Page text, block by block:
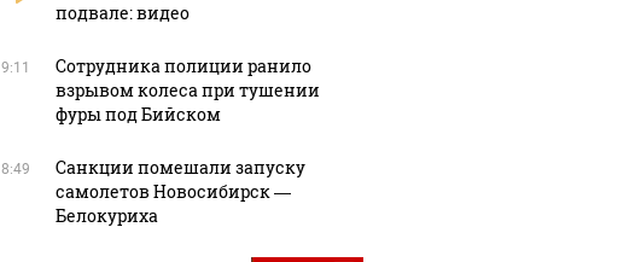
подвале: видео
9:11
Сотрудника полиции ранило
взрывом колеса при тушении
фуры под Бийском
8:49
Санкции помешали запуску
самолетов Новосибирск —
Белокуриха